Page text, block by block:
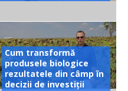
Cum transformă
produsele biologice
rezultatele din câmp în
decizii de investiții